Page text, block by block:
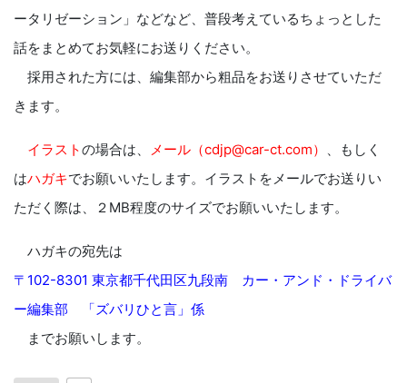
ータリゼーション」などなど、普段考えているちょっとした
話をまとめてお気軽にお送りください。
採用された方には、編集部から粗品をお送りさせていただ
きます。
イラストの場合は、 メール（cdjp@car-ct.com） 、もしく
はハガキでお願いいたします。イラストをメールでお送りい
ただく際は、２MB程度のサイズでお願いいたします。
ハガキの宛先は
〒102-8301 東京都千代田区九段南 カー・アンド・ドライバ
ー編集部 「ズバリひと言」係
までお願いします。